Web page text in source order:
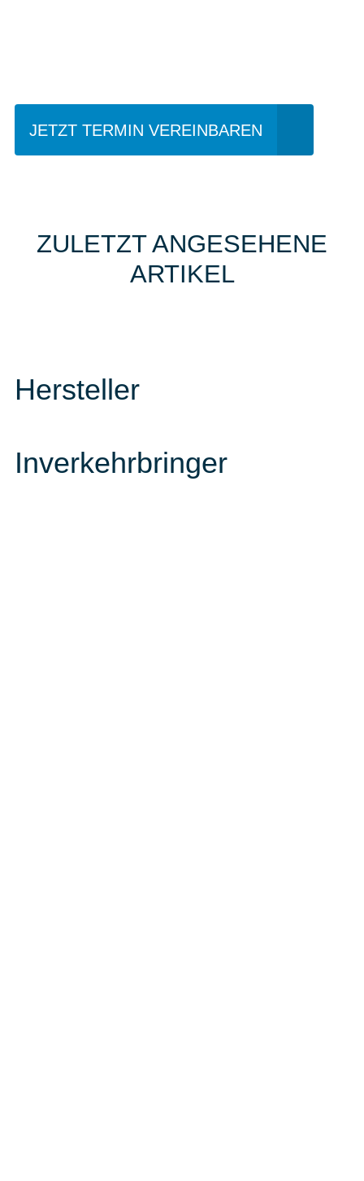
JETZT TERMIN VEREINBAREN
ZULETZT ANGESEHENE
ARTIKEL
Hersteller
Inverkehrbringer